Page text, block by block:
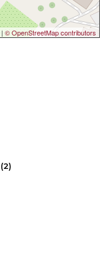
| © OpenStreetMap contributors
(2)